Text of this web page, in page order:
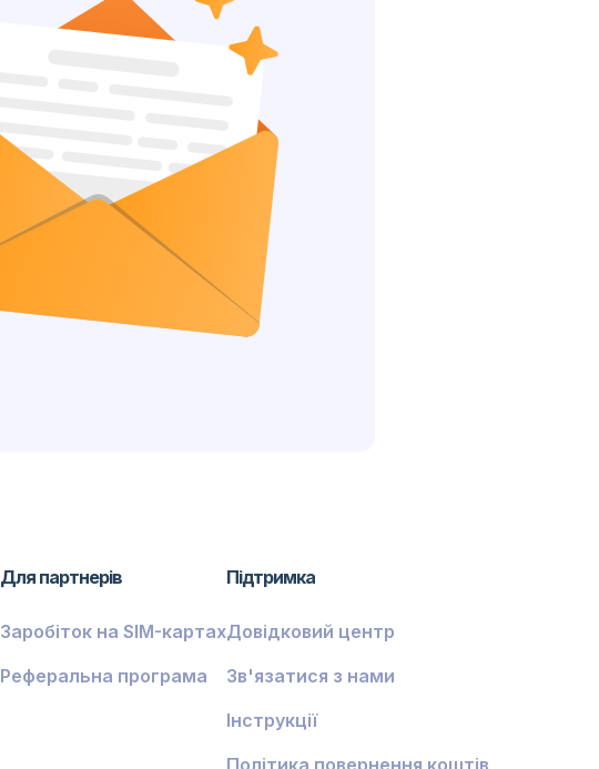
Для партнерів
Заробіток на SIM-картах
Реферальна програма
Підтримка
Довідковий центр
Зв'язатися з нами
Інструкції